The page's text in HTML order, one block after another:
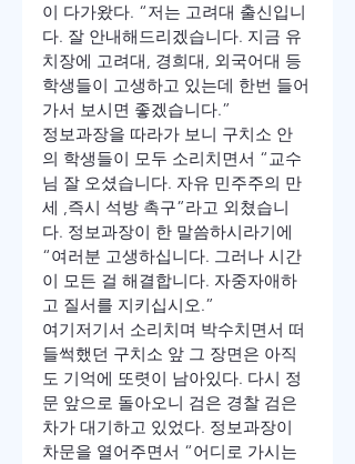
이 다가왔다. “저는 고려대 출신입니
다. 잘 안내해드리겠습니다. 지금 유
치장에 고려대, 경희대, 외국어대 등
학생들이 고생하고 있는데 한번 들어
가서 보시면 좋겠습니다.”
정보과장을 따라가 보니 구치소 안
의 학생들이 모두 소리치면서 “교수
님 잘 오셨습니다. 자유 민주주의 만
세 ,즉시 석방 촉구”라고 외쳤습니
다. 정보과장이 한 말씀하시라기에
“여러분 고생하십니다. 그러나 시간
이 모든 걸 해결합니다. 자중자애하
고 질서를 지키십시오.”
여기저기서 소리치며 박수치면서 떠
들썩했던 구치소 앞 그 장면은 아직
도 기억에 또렷이 남아있다. 다시 정
문 앞으로 돌아오니 검은 경찰 검은
차가 대기하고 있었다. 정보과장이
차문을 열어주면서 “어디로 가시는